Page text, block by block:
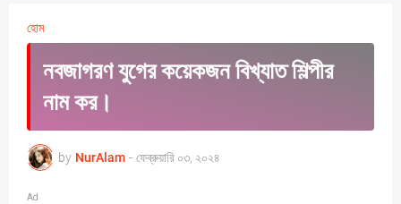
হোম
নবজাগরণ যুগের কয়েকজন বিখ্যাত শিল্পীর
নাম কর।
by NurAlam - ফেব্রুয়ারি ০৩, ২০২৪
Ad